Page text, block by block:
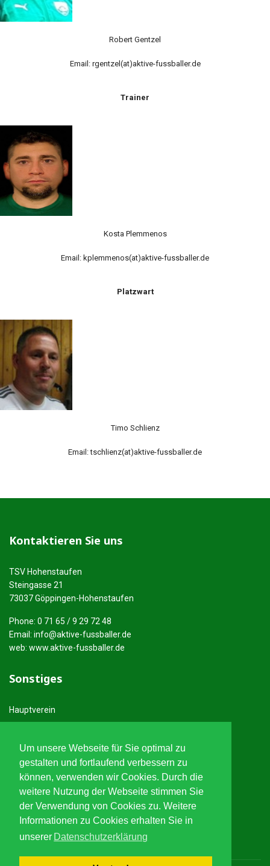
Um unsere Webseite für Sie optimal zu
gestalten und fortlaufend verbessern zu
können, verwenden wir Cookies. Durch die
weitere Nutzung der Webseite stimmen Sie
der Verwendung von Cookies zu. Weitere
Informationen zu Cookies erhalten Sie in
unserer Datenschutzerklärung
Robert Gentzel
Email: rgentzel(at)aktive-fussballer.de
Trainer
Kosta Plemmenos
Email: kplemmenos(at)aktive-fussballer.de
Platzwart
Timo Schlienz
Email: tschlienz(at)aktive-fussballer.de
Kontaktieren Sie uns
TSV Hohenstaufen
Steingasse 21
73037 Göppingen-Hohenstaufen
Phone: 0 71 65 / 9 29 72 48
Email: info@aktive-fussballer.de
web: www.aktive-fussballer.de
Sonstiges
Hauptverein
Rechtliches
Impressum
Datenschutzerklärung